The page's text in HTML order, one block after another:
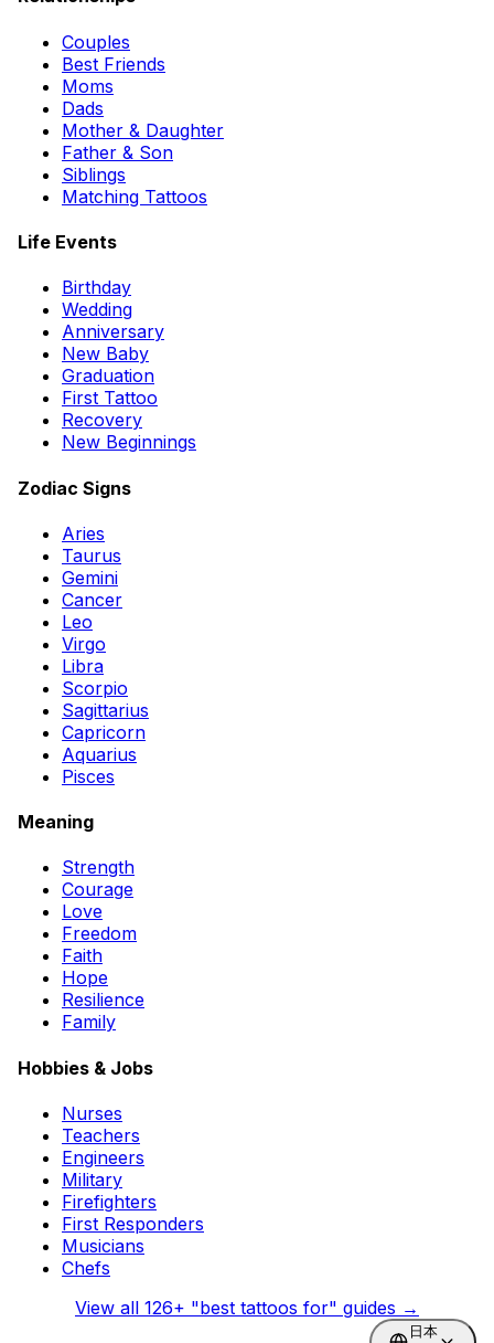
Couples
Best Friends
Moms
Dads
Mother & Daughter
Father & Son
Siblings
Matching Tattoos
Life Events
Birthday
Wedding
Anniversary
New Baby
Graduation
First Tattoo
Recovery
New Beginnings
Zodiac Signs
Aries
Taurus
Gemini
Cancer
Leo
Virgo
Libra
Scorpio
Sagittarius
Capricorn
Aquarius
Pisces
Meaning
Strength
Courage
Love
Freedom
Faith
Hope
Resilience
Family
Hobbies & Jobs
Nurses
Teachers
Engineers
Military
Firefighters
First Responders
Musicians
Chefs
View all 126+ "best tattoos for" guides →
日本